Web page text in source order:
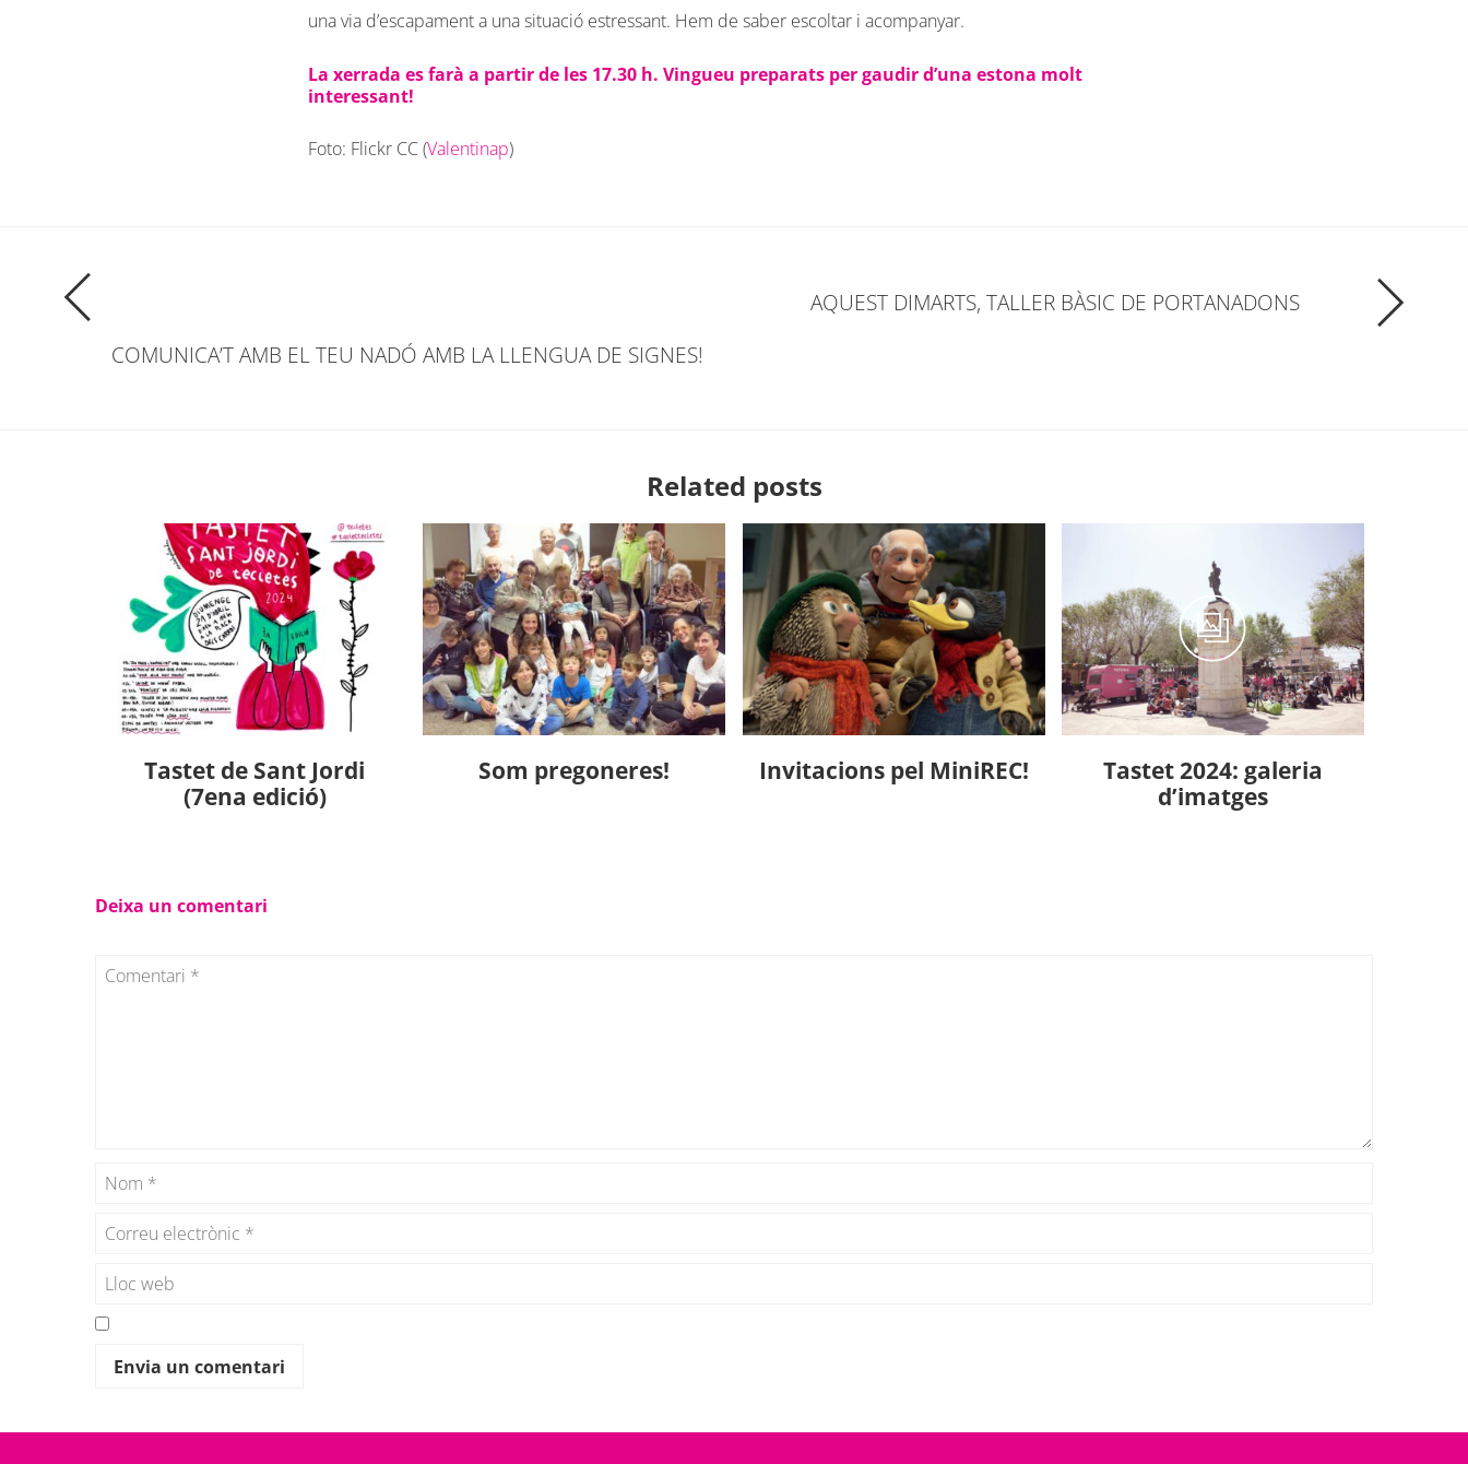
una via d’escapament a una situació estressant. Hem de saber escoltar i acompanyar.
La xerrada es farà a partir de les 17.30 h. Vingueu preparats per gaudir d’una estona molt
interessant!
Foto: Flickr CC (Valentinap)
COMUNICA’T AMB EL TEU NADÓ AMB LA LLENGUA DE SIGNES!
AQUEST DIMARTS, TALLER BÀSIC DE PORTANADONS
Related posts
Tastet de Sant Jordi
(7ena edició)
Som pregoneres! Invitacions pel MiniREC!
Tastet 2024: galeria
d’imatges
Deixa un comentari